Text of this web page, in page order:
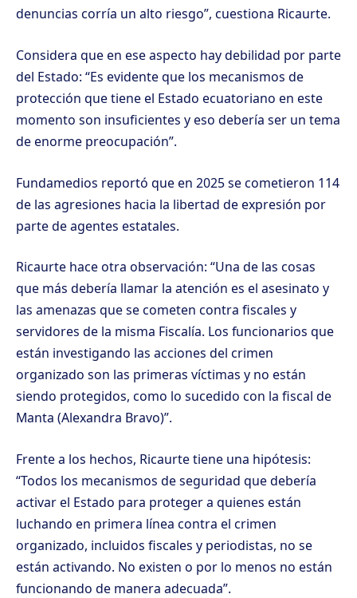
denuncias corría un alto riesgo”, cuestiona Ricaurte.
Considera que en ese aspecto hay debilidad por parte
del Estado: “Es evidente que los mecanismos de
protección que tiene el Estado ecuatoriano en este
momento son insuficientes y eso debería ser un tema
de enorme preocupación”.
Fundamedios reportó que en 2025 se cometieron 114
de las agresiones hacia la libertad de expresión por
parte de agentes estatales.
Ricaurte hace otra observación: “Una de las cosas
que más debería llamar la atención es el asesinato y
las amenazas que se cometen contra fiscales y
servidores de la misma Fiscalía. Los funcionarios que
están investigando las acciones del crimen
organizado son las primeras víctimas y no están
siendo protegidos, como lo sucedido con la fiscal de
Manta (Alexandra Bravo)”.
Frente a los hechos, Ricaurte tiene una hipótesis:
“Todos los mecanismos de seguridad que debería
activar el Estado para proteger a quienes están
luchando en primera línea contra el crimen
organizado, incluidos fiscales y periodistas, no se
están activando. No existen o por lo menos no están
funcionando de manera adecuada”.